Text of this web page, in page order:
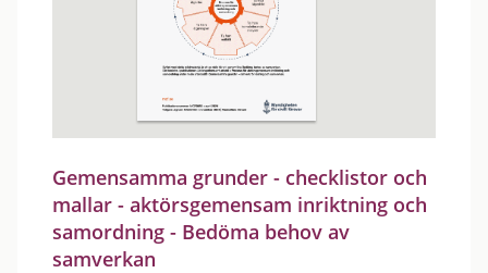
Gemensamma grunder - checklistor och
mallar - aktörsgemensam inriktning och
samordning - Bedöma behov av
samverkan